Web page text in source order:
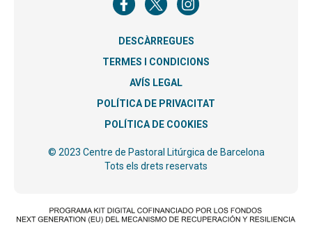
DESCÀRREGUES
TERMES I CONDICIONS
AVÍS LEGAL
POLÍTICA DE PRIVACITAT
POLÍTICA DE COOKIES
© 2023 Centre de Pastoral Litúrgica de Barcelona
Tots els drets reservats